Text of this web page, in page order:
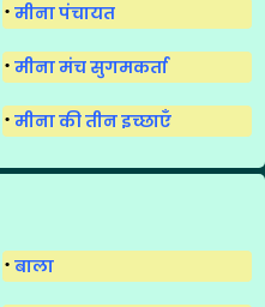
मीना पंचायत
मीना मंच सुगमकर्ता
मीना की तीन इच्छाएँ
बाला